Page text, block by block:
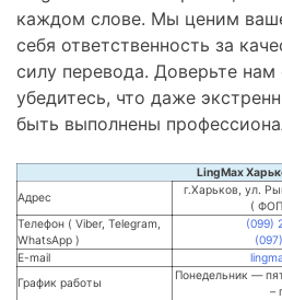
каждом слове. Мы ценим
себя ответственность за
силу перевода. Доверьте
убедитесь, что даже
быть выполнены
LingMax
Адрес
г.Харьков, ул.
(
Телефон ( Viber, Telegram,
WhatsApp )
(099)
E-mail
График работы
Понедельник —
–